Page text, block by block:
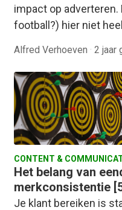
impact op
football?) hier niet
Alfred Verhoeven · 2 jaar
CONTENT &
Het belang van
merkconsistentie
Je klant bereiken is